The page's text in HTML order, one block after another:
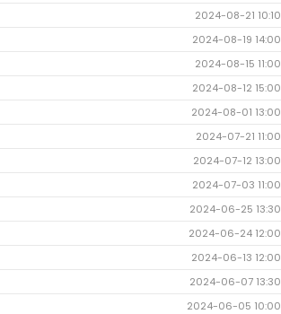
2024-08-21 10:10
2024-08-19 14:00
2024-08-15 11:00
2024-08-12 15:00
2024-08-01 13:00
2024-07-21 11:00
2024-07-12 13:00
2024-07-03 11:00
2024-06-25 13:30
2024-06-24 12:00
2024-06-13 12:00
2024-06-07 13:30
2024-06-05 10:00